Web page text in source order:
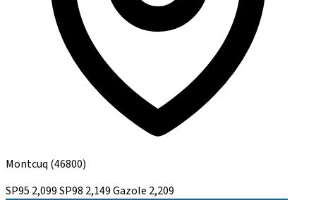
Montcuq (46800)
SP95 2,099SP98 2,149Gazole 2,209